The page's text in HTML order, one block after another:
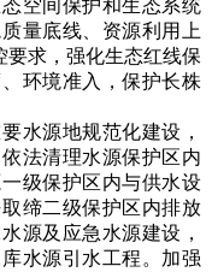
空间保护和生态系统
量底线、资源利用上
要求，强化生态红线保
环境准入，保护长株
水源地规范化建设，
法清理水源保护区内
级保护区内与供水设
缔二级保护区内排放
源及应急水源建设，
水源引水工程。加强